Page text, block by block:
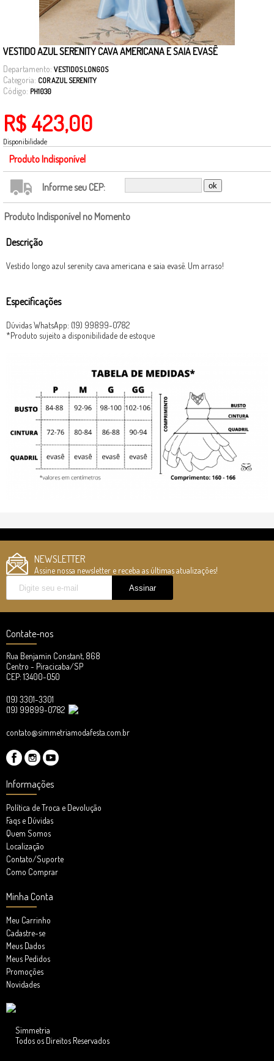
VESTIDO AZUL SERENITY CAVA AMERICANA E SAIA EVASÊ
Departamento: VESTIDOS LONGOS
Categoria: COR AZUL SERENITY
Código: PH1030
R$ 423,00
Disponibilidade
Produto Indisponível
Informe seu CEP:
Produto Indisponível no Momento
Descrição
Vestido longo azul serenity cava americana e saia evasê. Um arraso!
Especificações
Dúvidas WhatsApp: (19) 99899-0782
*Produto sujeito a disponibilidade de estoque
NEWSLETTER
Assine nossa newsletter e receba as últimas atualizações!
Contate-nos
Rua Benjamin Constant, 868
Centro - Piracicaba/SP
CEP: 13400-050
(19) 3301-3301
(19) 99899-0782
contato@simmetriamodafesta.com.br
Informações
Política de Troca e Devolução
Faqs e Dúvidas
Quem Somos
Localização
Contato/Suporte
Como Comprar
Minha Conta
Meu Carrinho
Cadastre-se
Meus Dados
Meus Pedidos
Promoções
Novidades
Simmetria
Todos os Direitos Reservados